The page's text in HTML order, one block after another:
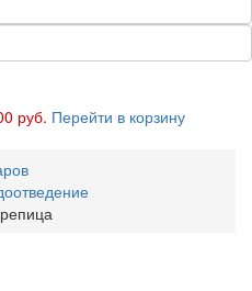
руб. Перейти в корзину